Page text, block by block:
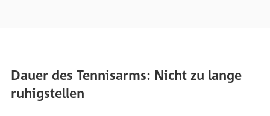
Dauer des Tennisarms: Nicht zu lange
ruhigstellen